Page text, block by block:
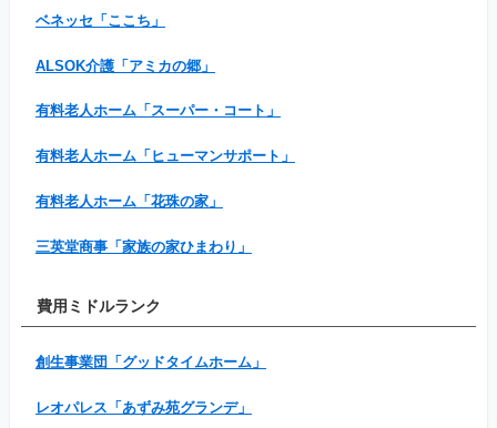
ベネッセ「ここち」
ALSOK介護「アミカの郷」
有料老人ホーム「スーパー・コート」
有料老人ホーム「ヒューマンサポート」
有料老人ホーム「花珠の家」
三英堂商事「家族の家ひまわり」
費用ミドルランク
創生事業団「グッドタイムホーム」
レオパレス「あずみ苑グランデ」